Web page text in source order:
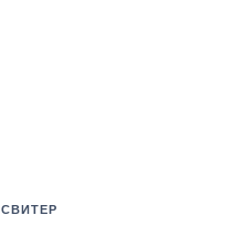
СВИТЕР